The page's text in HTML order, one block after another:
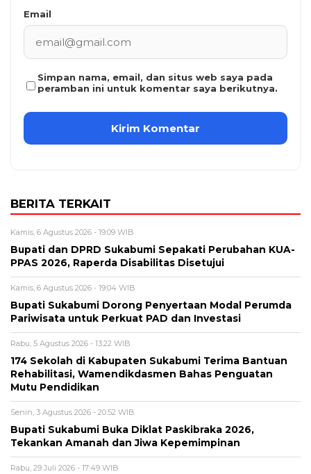
Email
Simpan nama, email, dan situs web saya pada
peramban ini untuk komentar saya berikutnya.
BERITA TERKAIT
Kamis, 6 Agustus 2026 - 19:09 WIB
Bupati dan DPRD Sukabumi Sepakati Perubahan KUA-
PPAS 2026, Raperda Disabilitas Disetujui
Kamis, 6 Agustus 2026 - 19:04 WIB
Bupati Sukabumi Dorong Penyertaan Modal Perumda
Pariwisata untuk Perkuat PAD dan Investasi
Rabu, 5 Agustus 2026 - 13:22 WIB
174 Sekolah di Kabupaten Sukabumi Terima Bantuan
Rehabilitasi, Wamendikdasmen Bahas Penguatan
Mutu Pendidikan
Senin, 3 Agustus 2026 - 20:52 WIB
Bupati Sukabumi Buka Diklat Paskibraka 2026,
Tekankan Amanah dan Jiwa Kepemimpinan
Rabu, 29 Juli 2026 - 17:49 WIB